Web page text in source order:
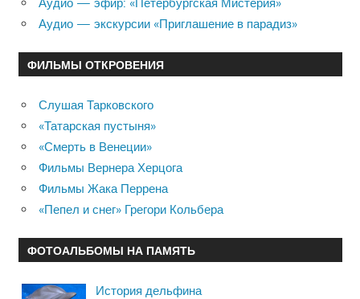
Аудио — экскурсии «Приглашение в парадиз»
ФИЛЬМЫ ОТКРОВЕНИЯ
Слушая Тарковского
«Татарская пустыня»
«Смерть в Венеции»
Фильмы Вернера Херцога
Фильмы Жака Перрена
«Пепел и снег» Грегори Кольбера
ФОТОАЛЬБОМЫ НА ПАМЯТЬ
История дельфина